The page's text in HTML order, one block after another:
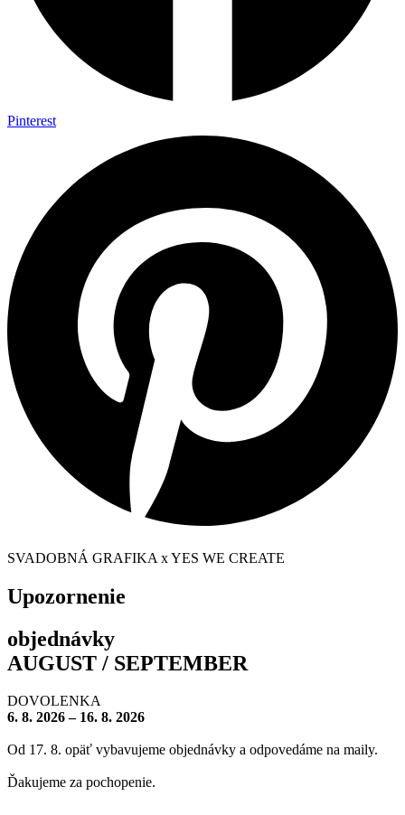
Pinterest
SVADOBNÁ GRAFIKA x YES WE CREATE
Upozornenie
objednávky
AUGUST / SEPTEMBER
DOVOLENKA
6. 8. 2026 – 16. 8. 2026
Od 17. 8. opäť vybavujeme objednávky a odpovedáme na maily.
Ďakujeme za pochopenie.